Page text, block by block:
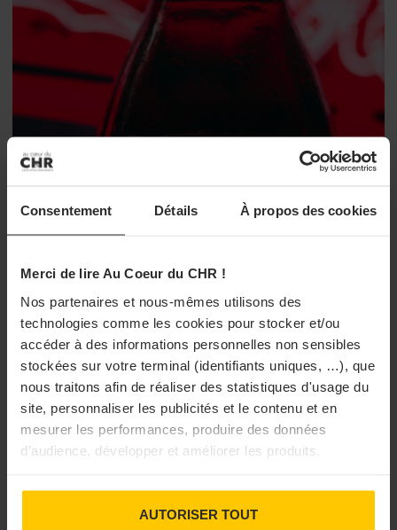
Consentement Détails À propos des cookies
Merci de lire Au Coeur du CHR !
Nos partenaires et nous-mêmes utilisons des
technologies comme les cookies pour stocker et/ou
accéder à des informations personnelles non sensibles
stockées sur votre terminal (identifiants uniques, …), que
nous traitons afin de réaliser des statistiques d'usage du
site, personnaliser les publicités et le contenu et en
mesurer les performances, produire des données
d’audience, développer et améliorer les produits.
AUTORISER TOUT
Coca-Cola modifie sa recette à la demande de
Donald Trump
Le président Donal Trump, grand consommateur de Coca-
Cola, a annoncé que l'entreprise avait accepté de modifier sa
recette aux Etats-Unis.
24/07/2025 à 15h00